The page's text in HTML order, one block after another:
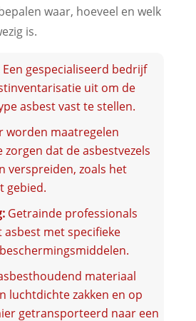
waar, hoeveel en welk
is.
Een gespecialiseerd bedrijf
uit om de
asbest vast te stellen.
worden maatregelen
dat de asbestvezels
verspreiden, zoals het
gebied.
Getrainde professionals
met specifieke
materiaal
luchtdichte zakken en op
getransporteerd naar een